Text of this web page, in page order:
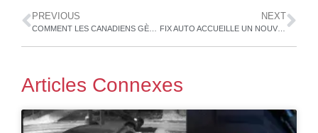
PREVIOUS NEXT
FIX AUTO ACCUEILLE UN NOUVEAU PROPRIÉTAIRE À L’EMPLACEMENT PIERREFONDS
Articles Connexes